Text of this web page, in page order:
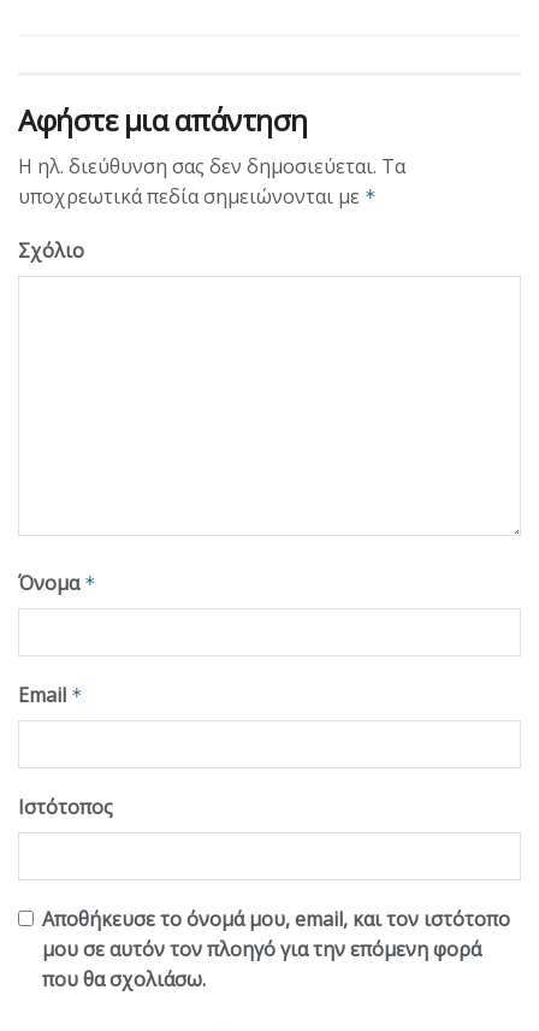
Αφήστε μια απάντηση
Η ηλ. διεύθυνση σας δεν δημοσιεύεται. Τα
υποχρεωτικά πεδία σημειώνονται με *
Σχόλιο
Όνομα *
Email *
Ιστότοπος
Αποθήκευσε το όνομά μου, email, και τον ιστότοπο
μου σε αυτόν τον πλοηγό για την επόμενη φορά
που θα σχολιάσω.